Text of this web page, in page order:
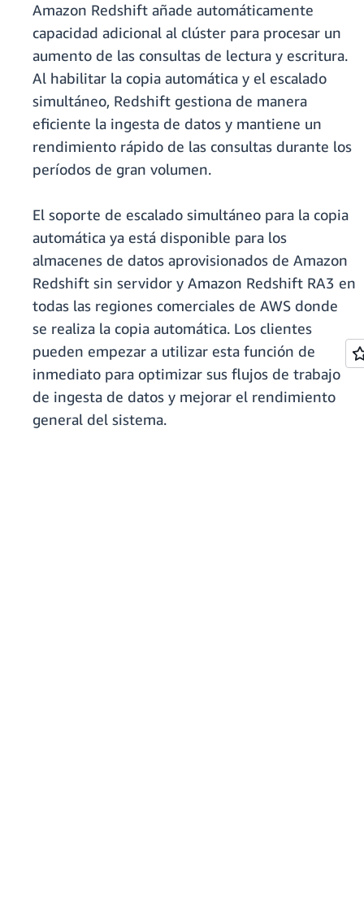
Amazon Redshift añade automáticamente
capacidad adicional al clúster para procesar un
aumento de las consultas de lectura y escritura.
Al habilitar la copia automática y el escalado
simultáneo, Redshift gestiona de manera
eficiente la ingesta de datos y mantiene un
rendimiento rápido de las consultas durante los
períodos de gran volumen.
El soporte de escalado simultáneo para la copia
automática ya está disponible para los
almacenes de datos aprovisionados de Amazon
Redshift sin servidor y Amazon Redshift RA3 en
todas las regiones comerciales de AWS donde
se realiza la copia automática. Los clientes
pueden empezar a utilizar esta función de
inmediato para optimizar sus flujos de trabajo
de ingesta de datos y mejorar el rendimiento
general del sistema.